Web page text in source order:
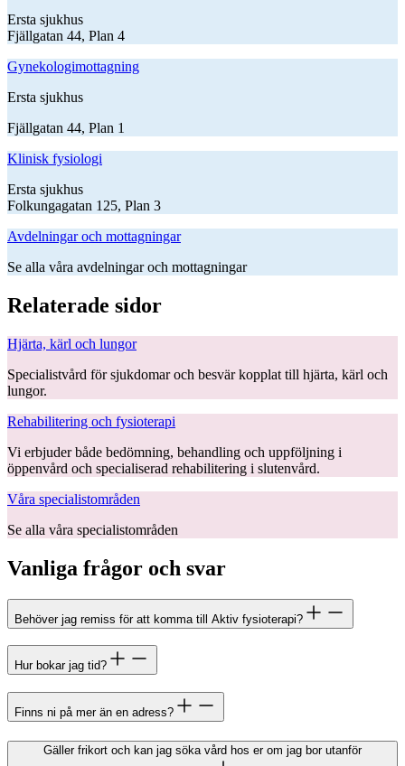
Ersta sjukhus
Fjällgatan 44, Plan 4
Gynekologimottagning
Ersta sjukhus
Fjällgatan 44, Plan 1
Klinisk fysiologi
Ersta sjukhus
Folkungagatan 125, Plan 3
Avdelningar och mottagningar
Se alla våra avdelningar och mottagningar
Relaterade sidor
Hjärta, kärl och lungor
Specialistvård för sjukdomar och besvär kopplat till hjärta, kärl och
lungor.
Rehabilitering och fysioterapi
Vi erbjuder både bedömning, behandling och uppföljning i
öppenvård och specialiserad rehabilitering i slutenvård.
Våra specialistområden
Se alla våra specialistområden
Vanliga frågor och svar
Behöver jag remiss för att komma till Aktiv fysioterapi?
Hur bokar jag tid?
Finns ni på mer än en adress?
Gäller frikort och kan jag söka vård hos er om jag bor utanför